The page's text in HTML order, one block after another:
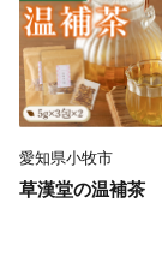
愛知県小牧市
草漢堂の温補茶